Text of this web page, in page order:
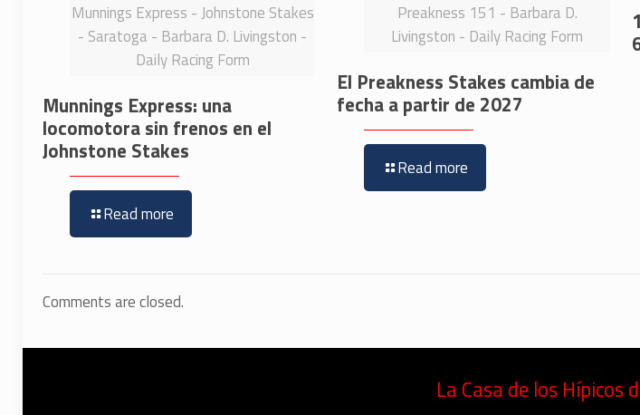
Munnings Express - Johnstone Stakes
- Saratoga - Barbara D. Livingston -
Daily Racing Form
Munnings Express: una
locomotora sin frenos en el
Johnstone Stakes
Read more
Preakness 151 - Barbara D.
Livingston - Daily Racing Form
El Preakness Stakes cambia de
fecha a partir de 2027
Read more
Comments are closed.
La Casa de los Hípicos